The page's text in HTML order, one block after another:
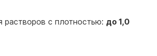
растворов с плотностью: до 1,0